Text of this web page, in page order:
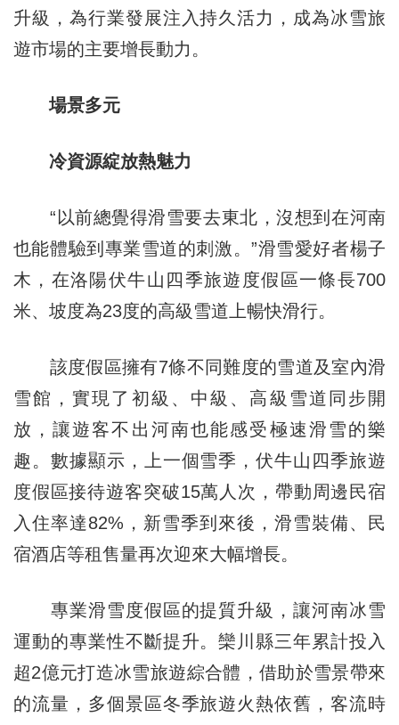
升級，為行業發展注入持久活力，成為冰雪旅
遊市場的主要增長動力。
場景多元
冷資源綻放熱魅力
“以前總覺得滑雪要去東北，沒想到在河南
也能體驗到專業雪道的刺激。”滑雪愛好者楊子
木，在洛陽伏牛山四季旅遊度假區一條長700
米、坡度為23度的高級雪道上暢快滑行。
該度假區擁有7條不同難度的雪道及室內滑
雪館，實現了初級、中級、高級雪道同步開
放，讓遊客不出河南也能感受極速滑雪的樂
趣。數據顯示，上一個雪季，伏牛山四季旅遊
度假區接待遊客突破15萬人次，帶動周邊民宿
入住率達82%，新雪季到來後，滑雪裝備、民
宿酒店等租售量再次迎來大幅增長。
專業滑雪度假區的提質升級，讓河南冰雪
運動的專業性不斷提升。欒川縣三年累計投入
超2億元打造冰雪旅遊綜合體，借助於雪景帶來
的流量，多個景區冬季旅遊火熱依舊，客流時